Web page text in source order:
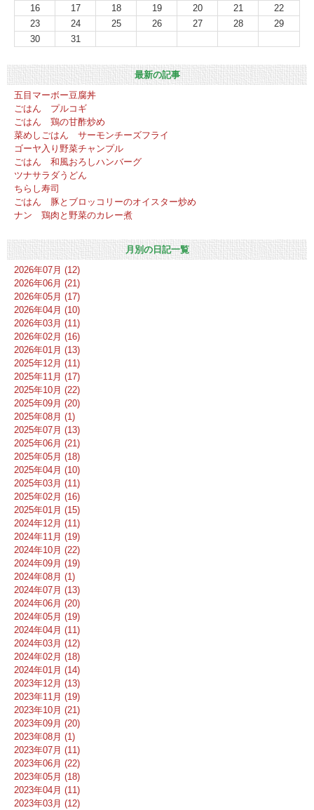
16
17 18 19 20 21
22
23
24 25 26 27 28
29
30
31
最新の記事
五目マーボー豆腐丼
ごはん プルコギ
ごはん 鶏の甘酢炒め
菜めしごはん サーモンチーズフライ
ゴーヤ入り野菜チャンプル
ごはん 和風おろしハンバーグ
ツナサラダうどん
ちらし寿司
ごはん 豚とブロッコリーのオイスター炒め
ナン 鶏肉と野菜のカレー煮
月別の日記一覧
2026年07月 (12)
2026年06月 (21)
2026年05月 (17)
2026年04月 (10)
2026年03月 (11)
2026年02月 (16)
2026年01月 (13)
2025年12月 (11)
2025年11月 (17)
2025年10月 (22)
2025年09月 (20)
2025年08月 (1)
2025年07月 (13)
2025年06月 (21)
2025年05月 (18)
2025年04月 (10)
2025年03月 (11)
2025年02月 (16)
2025年01月 (15)
2024年12月 (11)
2024年11月 (19)
2024年10月 (22)
2024年09月 (19)
2024年08月 (1)
2024年07月 (13)
2024年06月 (20)
2024年05月 (19)
2024年04月 (11)
2024年03月 (12)
2024年02月 (18)
2024年01月 (14)
2023年12月 (13)
2023年11月 (19)
2023年10月 (21)
2023年09月 (20)
2023年08月 (1)
2023年07月 (11)
2023年06月 (22)
2023年05月 (18)
2023年04月 (11)
2023年03月 (12)